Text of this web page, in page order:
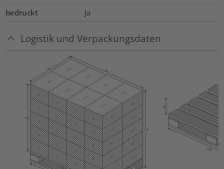
bedruckt Ja
Logistik und Verpackungsdaten